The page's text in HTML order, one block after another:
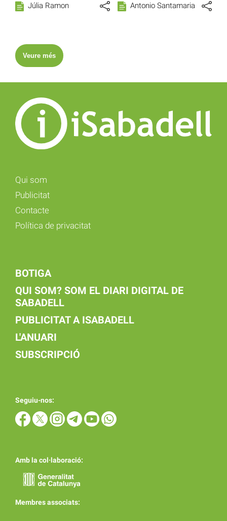
Júlia Ramon Antonio Santamaria
Veure més
Qui som
Publicitat
Contacte
Política de privacitat
BOTIGA
QUI SOM? SOM EL DIARI DIGITAL DE
SABADELL
PUBLICITAT A ISABADELL
L'ANUARI
SUBSCRIPCIÓ
Seguiu-nos:
Amb la col·laboració:
Membres associats: